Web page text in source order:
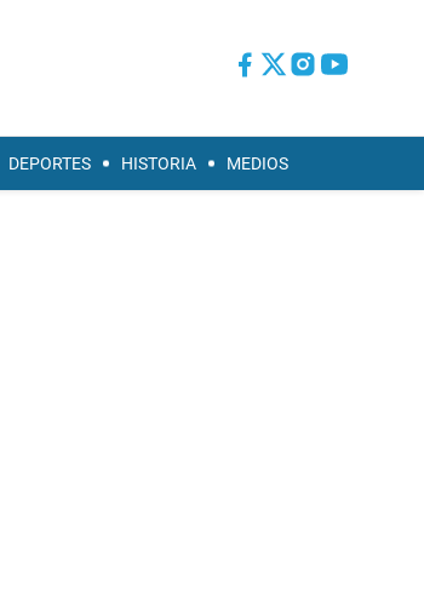
DEPORTES HISTORIA MEDIOS